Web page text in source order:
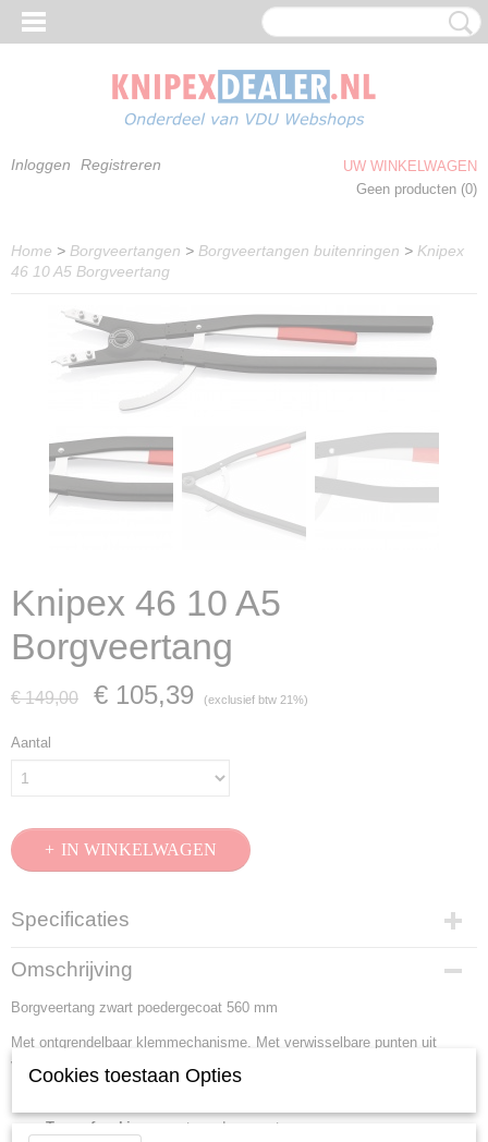
Inloggen Registreren
UW WINKELWAGEN
Geen producten (0)
Home > Borgveertangen > Borgveertangen buitenringen > Knipex
46 10 A5 Borgveertang
Knipex 46 10 A5
Borgveertang
€ 149,00 € 105,39 (exclusief btw 21%)
Aantal
IN WINKELWAGEN
Specificaties
Productcode
46 10 A5
EAN code
46 10 A5
1,77 Kg
Omschrijving
Borgveertang zwart poedergecoat 560 mm
Met ontgrendelbaar klemmechanisme. Met verwisselbare punten uit
veredeld staal. Zwart poedergecoat.
Tang afwerking:
zwart poedergecoat
Cookies toestaan Opties